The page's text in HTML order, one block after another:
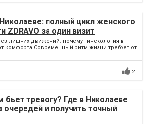
полный цикл женского
ZDRAVO за один визит
лишних движений: почему гинекология в
комфорта Современный ритм жизни требует от
2
бьет тревогу? Где в Николаеве
очередей и получить точный